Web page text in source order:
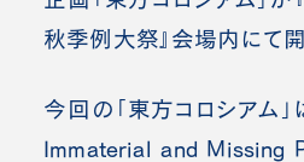
秋季例大祭』会場内にて開
今回の「東方コロシアム
Immaterial and Missing